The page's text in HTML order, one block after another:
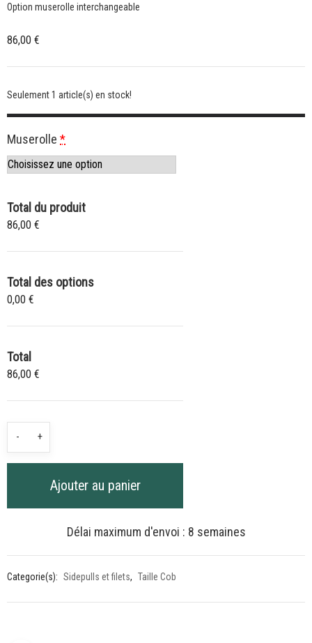
Option muserolle interchangeable
86,00 €
Seulement 1 article(s) en stock!
Muserolle *
Total du produit
86,00 €
Total des options
0,00 €
Total
86,00 €
-
quantité
de
brun
-
Muserolle
au
+
Ajouter au panier
Délai maximum d'envoi : 8 semaines
Categorie(s): Sidepulls et filets, Taille Cob